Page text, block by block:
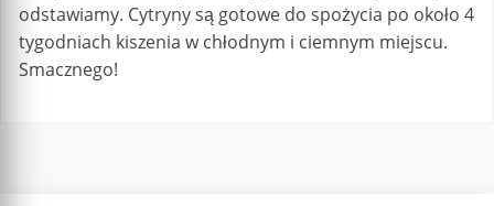
odstawiamy. Cytryny są gotowe do spożycia po około 4
tygodniach kiszenia w chłodnym i ciemnym miejscu.
Smacznego!